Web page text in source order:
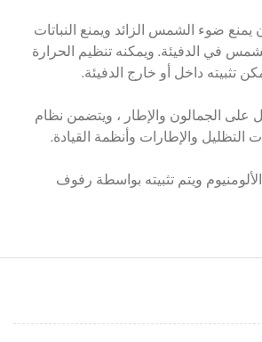
ضوء الشمس الزائد ويمنع النباتات
في الدفيئة. ويمكنه تنظيم الحرارة
تثبيته داخل أو خارج الدفيئة.
على الجمالون والإطار ، ويتضمن نظام
التظليل والإطارات وأنظمة القيادة.
ويتم تثبيته بواسطة رفوف